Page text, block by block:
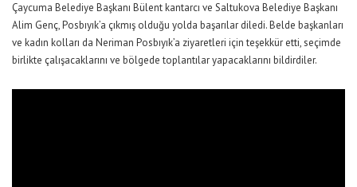
Çaycuma Belediye Başkanı Bülent kantarcı ve Saltukova Belediye Başkanı
Alim Genç, Posbıyık’a çıkmış olduğu yolda başarılar diledi. Belde başkanları
ve kadın kolları da Neriman Posbıyık’a ziyaretleri için teşekkür etti, seçimde
birlikte çalışacaklarını ve bölgede toplantılar yapacaklarını bildirdiler.